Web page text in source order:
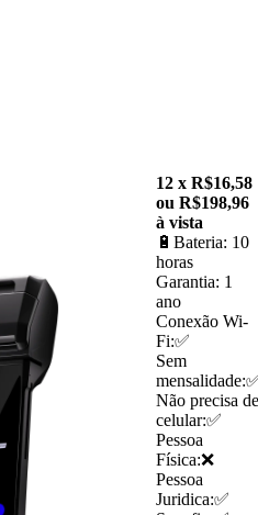
12 x R$16,58
ou R$198,96
à vista
🔋Bateria: 10
horas
Garantia: 1
ano
Conexão Wi-
Fi:✅
Sem
Não precisa de
celular:✅
Pessoa
Física:❌
Pessoa
Juridica:✅